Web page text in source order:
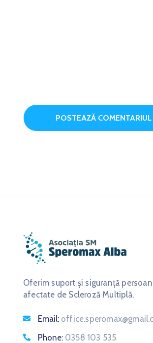
Oferim suport și siguranță
afectate de Scleroză Multiplă.
Email:
Phone: 0358 103 535